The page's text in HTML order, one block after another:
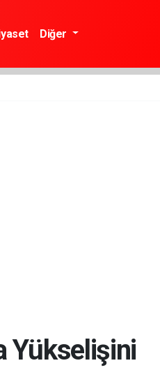
Diğer
Yükselişini